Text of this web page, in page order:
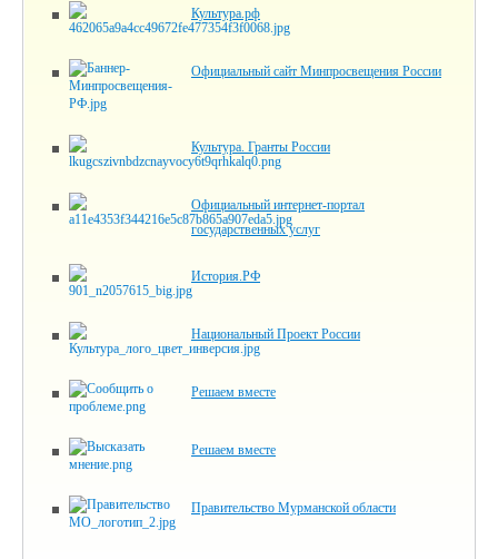
Культура.рф
Официальный сайт Минпросвещения России
Культура. Гранты России
Официальный интернет-портал
государственных услуг
История.РФ
Национальный Проект России
Решаем вместе
Решаем вместе
Правительство Мурманской области